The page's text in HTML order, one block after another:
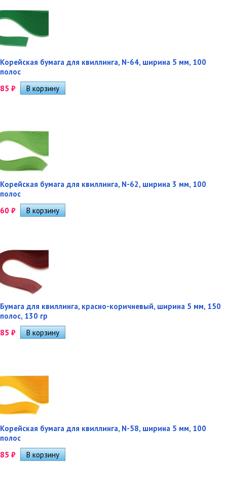
Корейская бумага для квиллинга, N-64, ширина 5 мм, 100
полос
85 ₽
Корейская бумага для квиллинга, N-62, ширина 3 мм, 100
полос
60 ₽
Бумага для квиллинга, красно-коричневый, ширина 5 мм, 150
полос, 130 гр
85 ₽
Корейская бумага для квиллинга, N-58, ширина 5 мм, 100
полос
85 ₽